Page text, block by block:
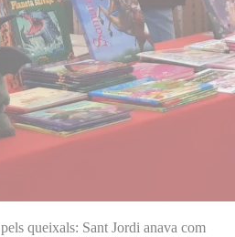
queixals: Sant Jordi anava com